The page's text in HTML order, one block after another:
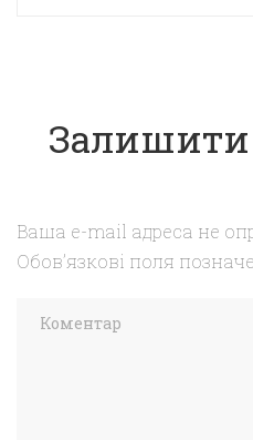
Залишити
Ваша e-mail адреса не
Обов’язкові поля